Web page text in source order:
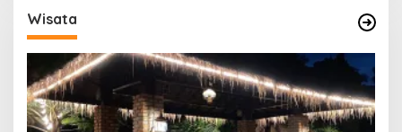
Wisata